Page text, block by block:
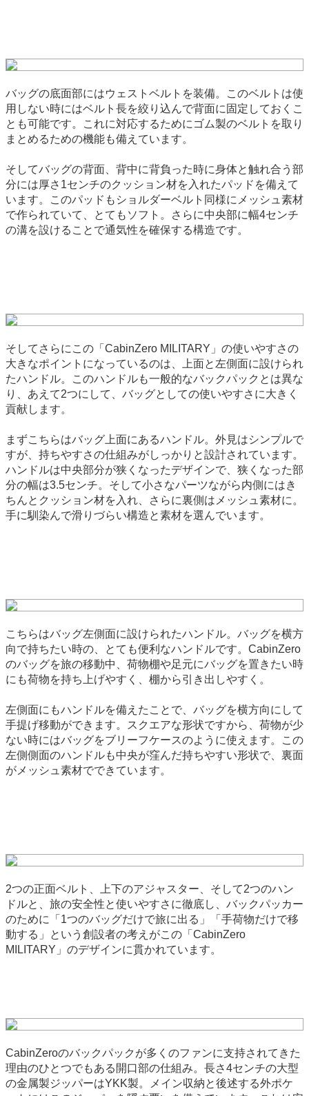
バッグの底面部にはウェストベルトを装備。このベルトは使
用しない時にはベルト長を絞り込んで背面に固定しておくこ
とも可能です。これに対応するためにゴム製のベルトを取り
まとめるための機能も備えています。
そしてバッグの背面、背中に背負った時に身体と触れ合う部
分には厚さ1センチのクッション材を入れたパッドを備えて
います。このパッドもショルダーベルト同様にメッシュ素材
で作られていて、とてもソフト。さらに中央部に幅4センチ
の溝を設けることで通気性を確保する構造です。
そしてさらにこの「CabinZero MILITARY」の使いやすさの
大きなポイントになっているのは、上面と左側面に設けられ
たハンドル。このハンドルも一般的なバックパックとは異な
り、あえて2つにして、バッグとしての使いやすさに大きく
貢献します。
まずこちらはバッグ上面にあるハンドル。外見はシンプルで
すが、持ちやすさの仕組みがしっかりと設計されています。
ハンドルは中央部分が狭くなったデザインで、狭くなった部
分の幅は3.5センチ。そして小さなパーツながら内側にはき
ちんとクッション材を入れ、さらに裏側はメッシュ素材に。
手に馴染んで滑りづらい構造と素材を選んでいます。
こちらはバッグ左側面に設けられたハンドル。バッグを横方
向で持ちたい時の、とても便利なハンドルです。CabinZero
のバッグを旅の移動中、荷物棚や足元にバッグを置きたい時
にも荷物を持ち上げやすく、棚から引き出しやすく。
左側面にもハンドルを備えたことで、バッグを横方向にして
手提げ移動ができます。スクエアな形状ですから、荷物が少
ない時にはバッグをブリーフケースのように使えます。この
左側側面のハンドルも中央が窪んだ持ちやすい形状で、裏面
がメッシュ素材でできています。
2つの正面ベルト、上下のアジャスター、そして2つのハン
ドルと、旅の安全性と使いやすさに徹底し、バックパッカー
のために「1つのバッグだけで旅に出る」「手荷物だけで移
動する」という創設者の考えがこの「CabinZero
MILITARY」のデザインに貫かれています。
CabinZeroのバックパックが多くのファンに支持されてきた
理由のひとつでもある開口部の仕組み。長さ4センチの大型
の金属製ジッパーはYKK製。メイン収納と後述する外ポケ